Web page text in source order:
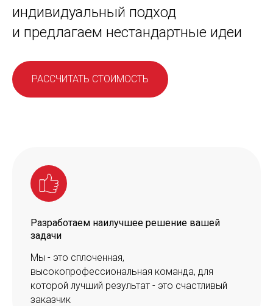
индивидуальный подход
и предлагаем нестандартные идеи
РАССЧИТАТЬ СТОИМОСТЬ
Разработаем наилучшее решение вашей
задачи
Мы - это сплоченная,
высокопрофессиональная команда, для
которой лучший результат - это счастливый
заказчик